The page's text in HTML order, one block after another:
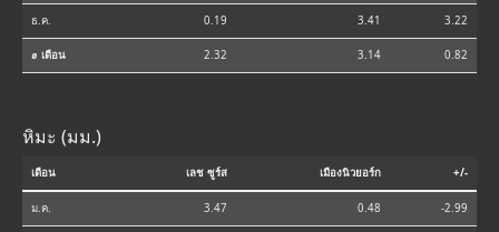
ธ.ค. 0.19 3.41 3.22
⌀ เดือน 2.32 3.14 0.82
หิมะ (มม.)
เดือน เลช ซูร์ส เมืองนิวยอร์ก +/-
ม.ค. 3.47 0.48 -2.99